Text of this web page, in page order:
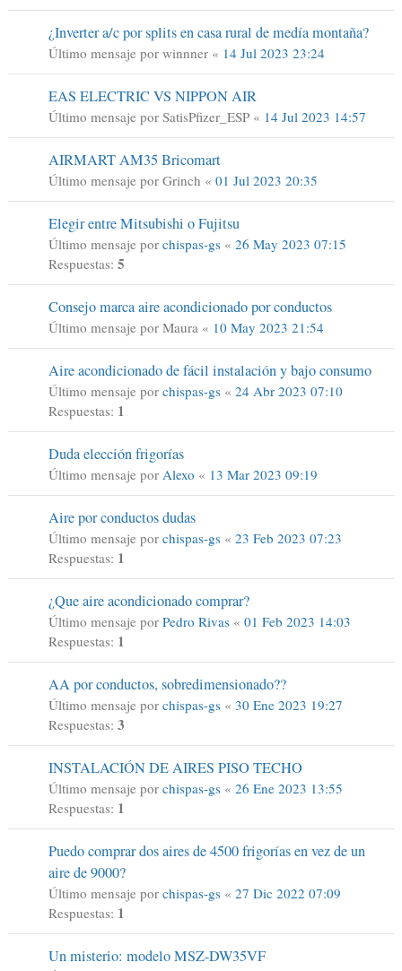
¿Inverter a/c por splits en casa rural de medía montaña?
Último mensaje por winnner « 14 Jul 2023 23:24
EAS ELECTRIC VS NIPPON AIR
Último mensaje por SatisPfizer_ESP « 14 Jul 2023 14:57
AIRMART AM35 Bricomart
Último mensaje por Grinch « 01 Jul 2023 20:35
Elegir entre Mitsubishi o Fujitsu
Último mensaje por chispas-gs « 26 May 2023 07:15
Respuestas: 5
Consejo marca aire acondicionado por conductos
Último mensaje por Maura « 10 May 2023 21:54
Aire acondicionado de fácil instalación y bajo consumo
Último mensaje por chispas-gs « 24 Abr 2023 07:10
Respuestas: 1
Duda elección frigorías
Último mensaje por Alexo « 13 Mar 2023 09:19
Aire por conductos dudas
Último mensaje por chispas-gs « 23 Feb 2023 07:23
Respuestas: 1
¿Que aire acondicionado comprar?
Último mensaje por Pedro Rivas « 01 Feb 2023 14:03
Respuestas: 1
AA por conductos, sobredimensionado??
Último mensaje por chispas-gs « 30 Ene 2023 19:27
Respuestas: 3
INSTALACIÓN DE AIRES PISO TECHO
Último mensaje por chispas-gs « 26 Ene 2023 13:55
Respuestas: 1
Puedo comprar dos aires de 4500 frigorías en vez de un
aire de 9000?
Último mensaje por chispas-gs « 27 Dic 2022 07:09
Respuestas: 1
Un misterio: modelo MSZ-DW35VF